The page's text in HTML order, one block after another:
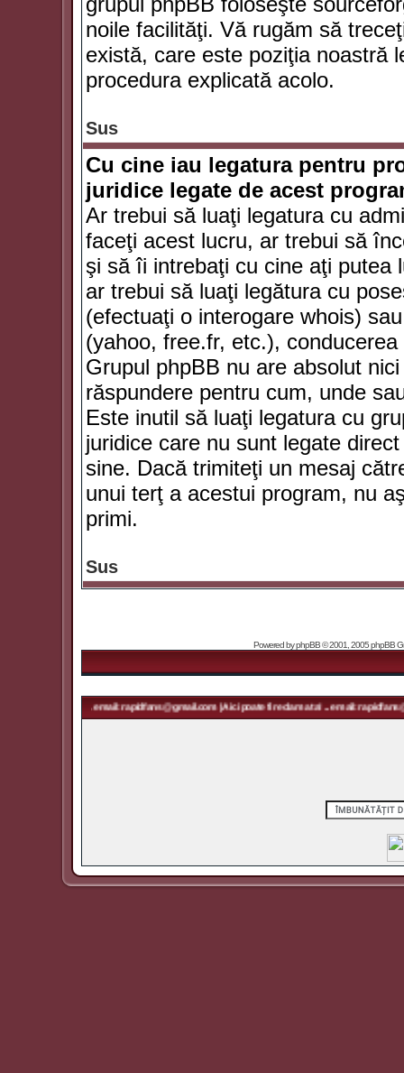
noile facilităţi. Vă rugăm să
există, care este poziţia noastră
procedura explicată acolo.
Sus
Cu cine iau legatura pentru
juridice legate de acest
Ar trebui să luaţi legatura cu
faceţi acest lucru, ar trebui să
şi să îi intrebaţi cu cine aţi putea
ar trebui să luaţi legătura cu
(efectuaţi o interogare whois)
(yahoo, free.fr, etc.),
Grupul phpBB nu are absolut
răspundere pentru cum, unde
Este inutil să luaţi legatura cu
juridice care nu sunt legate
sine. Dacă trimiteţi un mesaj
unui terţ a acestui program, nu
primi.
Sus
Powered byphpBB© 2001, 2005 phpBB
... email: rapidfans@gmail.com | Aici poate fi reclama ta! ... email: rapidfans@gmail.com